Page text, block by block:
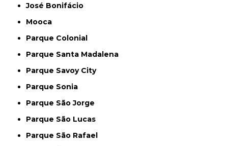
José Bonifácio
Mooca
Parque Colonial
Parque Santa Madalena
Parque Savoy City
Parque Sonia
Parque São Jorge
Parque São Lucas
Parque São Rafael